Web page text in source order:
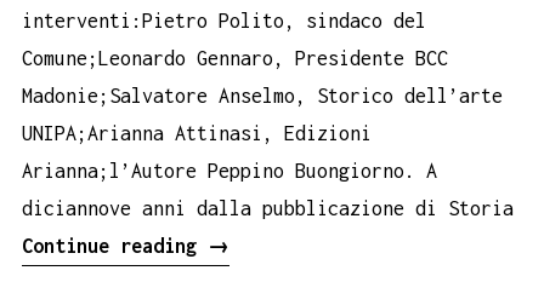
interventi:Pietro Polito, sindaco del
Comune;Leonardo Gennaro, Presidente BCC
Madonie;Salvatore Anselmo, Storico dell’arte
UNIPA;Arianna Attinasi, Edizioni
Arianna;l’Autore Peppino Buongiorno. A
diciannove anni dalla pubblicazione di Storia
Continue reading
Il
→